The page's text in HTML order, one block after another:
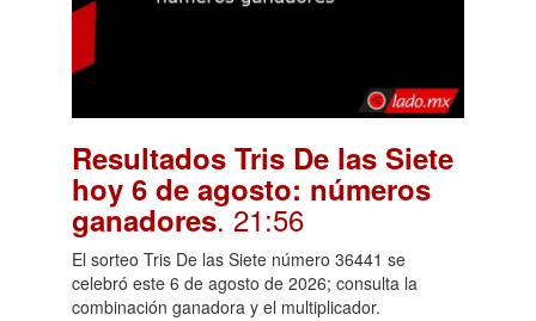
Resultados Tris De las Siete
hoy 6 de agosto: números
ganadores. 21:56
El sorteo Tris De las Siete número 36441 se
celebró este 6 de agosto de 2026; consulta la
combinación ganadora y el multiplicador.